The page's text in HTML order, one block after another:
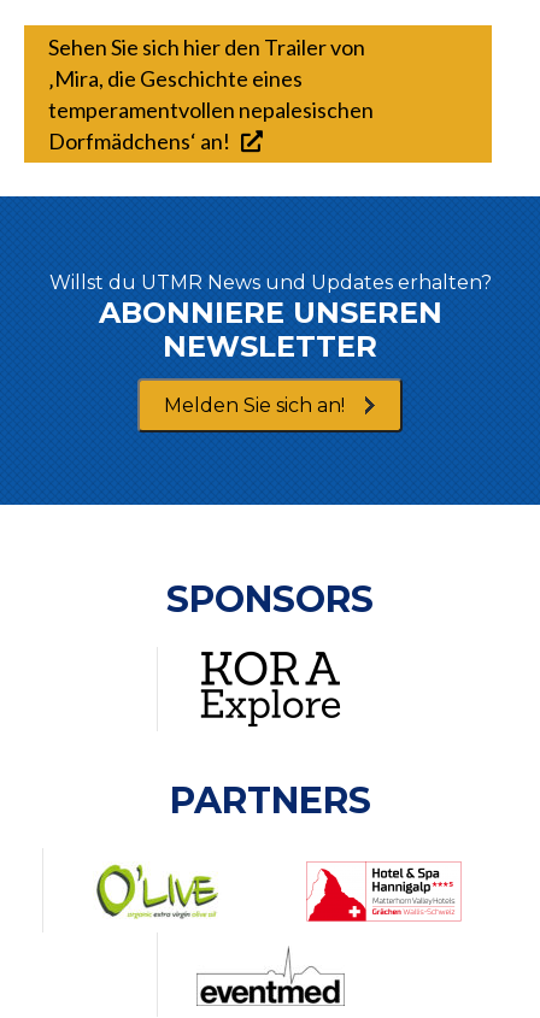
Sehen Sie sich hier den Trailer von
‚Mira, die Geschichte eines
temperamentvollen nepalesischen
Dorfmädchens‘ an!
Willst du UTMR News und Updates erhalten?
ABONNIERE UNSEREN
NEWSLETTER
Melden Sie sich an!
SPONSORS
PARTNERS